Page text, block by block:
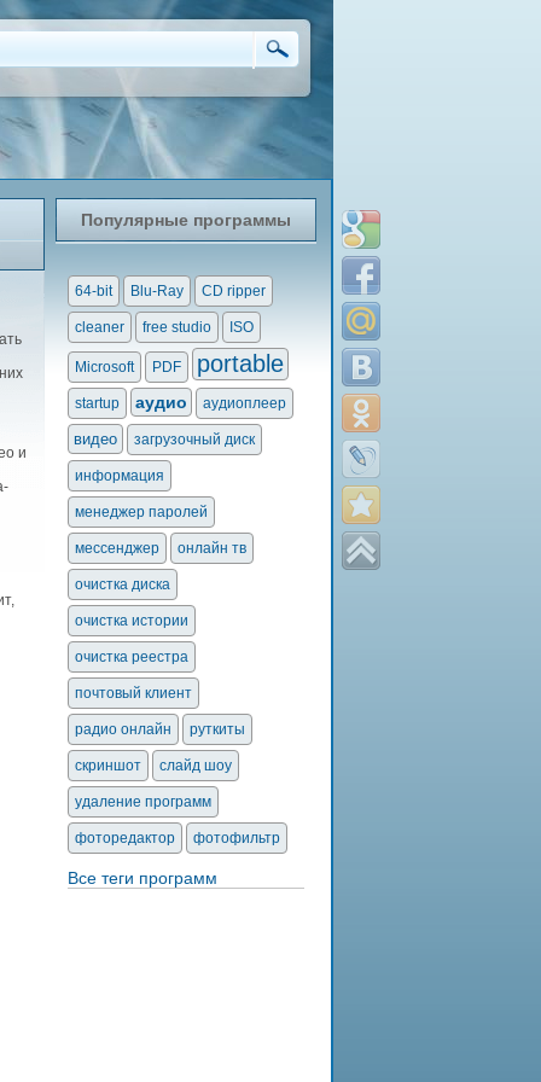
и
Популярные программы
64-bit Blu-Ray CD ripper
cleaner free studio ISO
Microsoft PDF portable
startup аудио аудиоплеер
видео загрузочный диск
информация
менеджер паролей
мессенджер онлайн тв
очистка диска
очистка истории
очистка реестра
почтовый клиент
радио онлайн руткиты
скриншот слайд шоу
удаление программ
фоторедактор фотофильтр
Все теги программ